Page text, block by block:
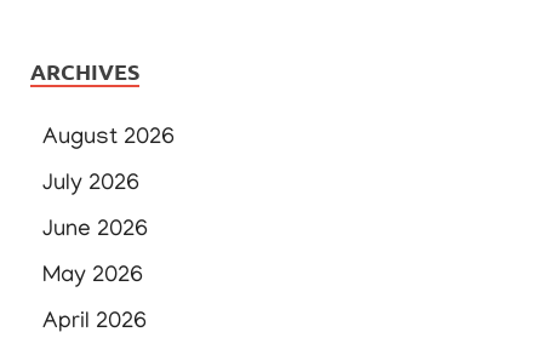
ARCHIVES
August 2026
July 2026
June 2026
May 2026
April 2026